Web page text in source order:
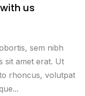
us
sem nibh
sit amet erat. Ut
rhoncus, volutpat